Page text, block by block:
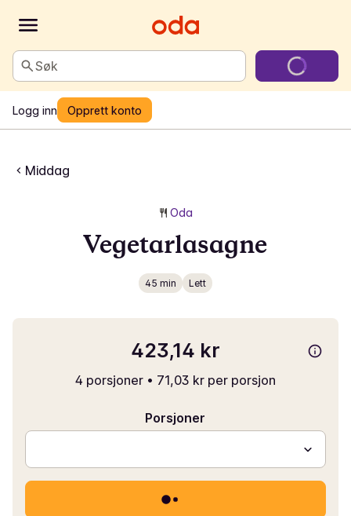
Søk
Logg inn Opprett konto
Middag
Oda
Vegetarlasagne
45 min Lett
423,14 kr
4 porsjoner • 71,03 kr per porsjon
Porsjoner